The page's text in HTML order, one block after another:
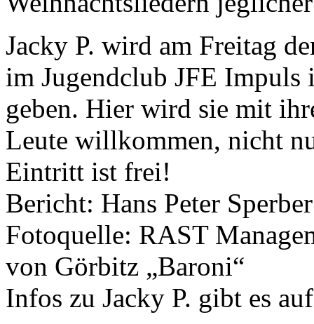
Jacky P. wird am Freitag
im Jugendclub JFE
geben. Hier wird sie mit
Leute willkommen, nicht
Eintritt ist frei!
Bericht: Hans Peter
Fotoquelle: RAST
von Görbitz „Baroni“
Infos zu Jacky P. gibt es